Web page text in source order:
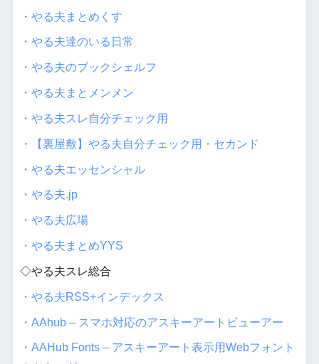
・やる夫まとめくす
・やる夫達のいる日常
・やる夫のブックシェルフ
・やる夫まとメンメン
・やる夫スレ自分チェック用
・【裏屋敷】やる夫自分チェック用・セカンド
・やる夫エッセンシャル
・やる夫.jp
・やる夫広場
・やる夫まとめYYS
◇やる夫スレ総合
・やる夫RSS+インデックス
・AAhub – スマホ対応のアスキーアートビューアー
・AAHub Fonts – アスキーアート表示用Webフォント